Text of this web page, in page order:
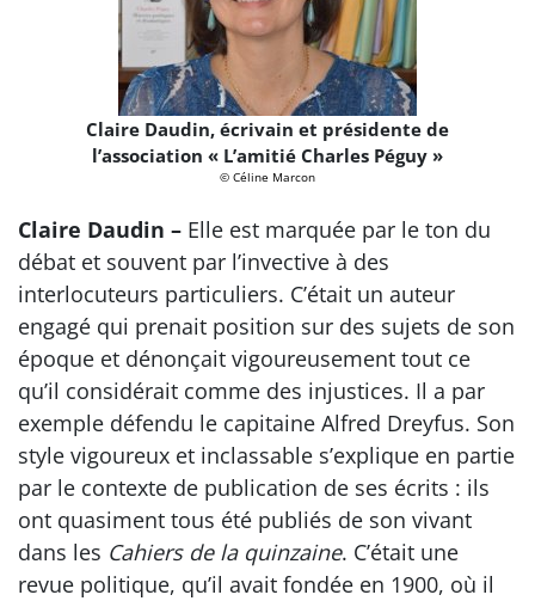
Claire Daudin, écrivain et présidente de
l’association « L’amitié Charles Péguy »
© Céline Marcon
Claire Daudin – Elle est marquée par le ton du
débat et souvent par l’invective à des
interlocuteurs particuliers. C’était un auteur
engagé qui prenait position sur des sujets de son
époque et dénonçait vigoureusement tout ce
qu’il considérait comme des injustices. Il a par
exemple défendu le capitaine Alfred Dreyfus. Son
style vigoureux et inclassable s’explique en partie
par le contexte de publication de ses écrits : ils
ont quasiment tous été publiés de son vivant
dans les Cahiers de la quinzaine. C’était une
revue politique, qu’il avait fondée en 1900, où il